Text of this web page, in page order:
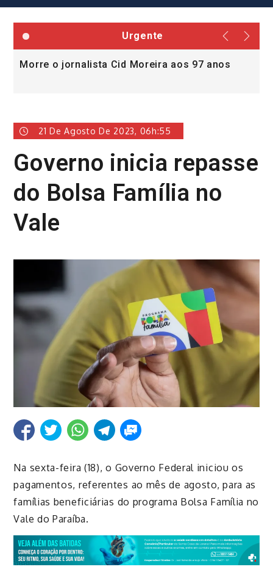
Urgente
Morre o jornalista Cid Moreira aos 97 anos
21 De Agosto De 2023, 06h:55
Governo inicia repasse
do Bolsa Família no
Vale
Na sexta-feira (18), o Governo Federal iniciou os
pagamentos, referentes ao mês de agosto, para as
famílias beneficiárias do programa Bolsa Família no
Vale do Paraíba.